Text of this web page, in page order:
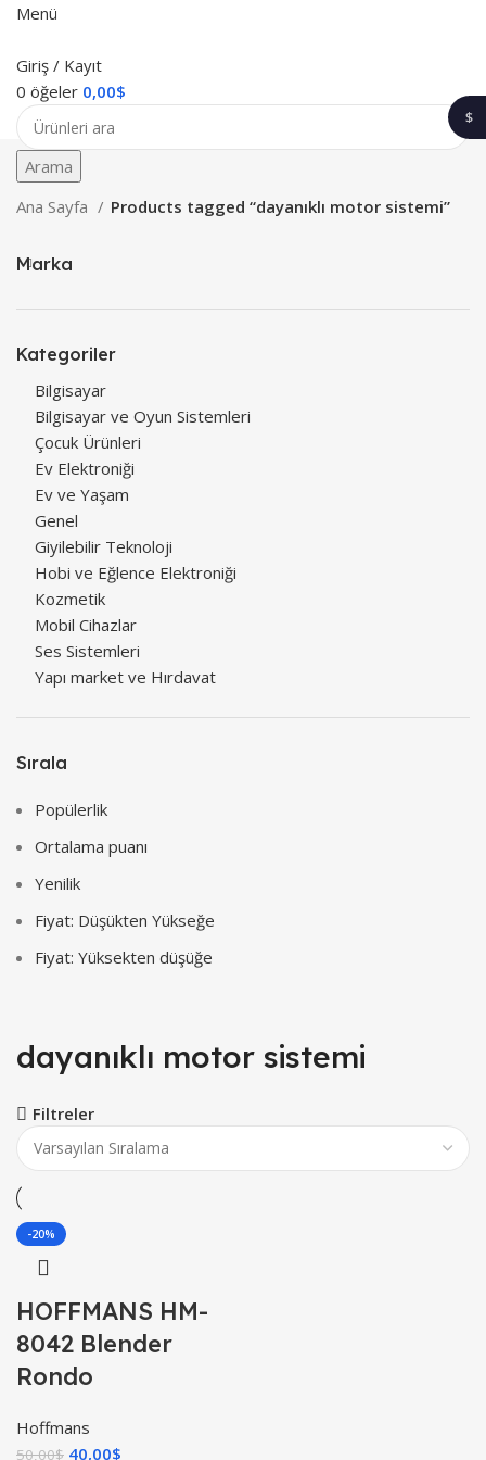
Kargo!
Menü
Giriş / Kayıt
0 öğeler 0,00$
Arama
Ana Sayfa
Products tagged “dayanıklı motor sistemi”
Marka
Kategoriler
Bilgisayar
Bilgisayar ve Oyun Sistemleri
Çocuk Ürünleri
Ev Elektroniği
Ev ve Yaşam
Genel
Giyilebilir Teknoloji
Hobi ve Eğlence Elektroniği
Kozmetik
Mobil Cihazlar
Ses Sistemleri
Yapı market ve Hırdavat
Sırala
Popülerlik
Ortalama puanı
Yenilik
Fiyat: Düşükten Yükseğe
Fiyat: Yüksekten düşüğe
dayanıklı motor sistemi
Filtreler
-20%
HOFFMANS HM-
8042 Blender
Rondo
Hoffmans
50,00$ 40,00$
$